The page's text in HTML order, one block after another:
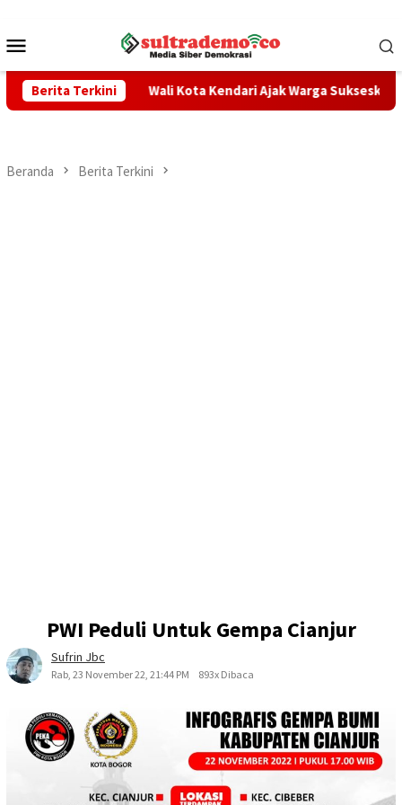
konten
Mobile
Berita TerkiniWali Kota Kendari Ajak Warga Sukseskan Sensus
Beranda Berita Terkini
PWI Peduli Untuk Gempa Cianjur
Sufrin Jbc
Rab, 23 November 22, 21:44 PM 893x Dibaca